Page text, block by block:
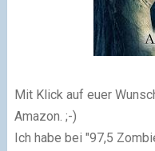
Mit Klick auf euer
Amazon. ;-)
Ich habe bei "97,5